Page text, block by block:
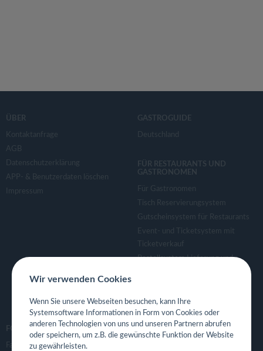
ÜBER
Kontaktanfrage
AGB
Datenschutzerklärung
APP- & Benutzerdaten löschen
Impressum
GASTROGUIDE
Deutschland
FÜR RESTAURANTS UND
GASTRONOMEN
Für Gastronomen
Tisch Reservierungsystem
Gutscheinsystem für Restaurants
Event- und Ticketsystem mit
Ticketverkauf
Bestellsystem Lieferung und
Eigene App für Restaurant
FOLGE UNS
Facebook
Wir verwenden Cookies
Wenn Sie unsere Webseiten besuchen, kann Ihre
Systemsoftware Informationen in Form von Cookies oder
anderen Technologien von uns und unseren Partnern abrufen
oder speichern, um z.B. die gewünschte Funktion der Website
zu gewährleisten.